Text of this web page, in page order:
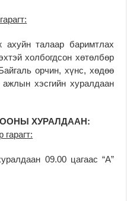
талаар баримтлах
холбогдсон хөтөлбөр
орчин, хүнс, хөдөө
хэсгийн хуралдаан
ХУРАЛДААН:
09.00 цагаас “А”